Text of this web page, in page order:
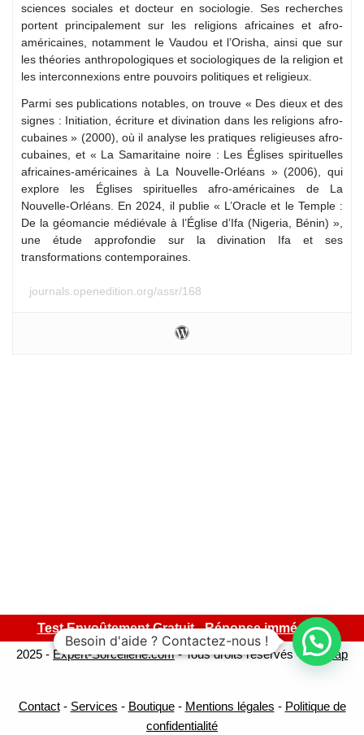
sciences sociales et docteur en sociologie. Ses recherches
portent principalement sur les religions africaines et afro-
américaines, notamment le Vaudou et l’Orisha, ainsi que sur
les théories anthropologiques et sociologiques de la religion et
les interconnexions entre pouvoirs politiques et religieux.
Parmi ses publications notables, on trouve « Des dieux et des
signes : Initiation, écriture et divination dans les religions afro-
cubaines » (2000), où il analyse les pratiques religieuses afro-
cubaines, et « La Samaritaine noire : Les Églises spirituelles
africaines-américaines à La Nouvelle-Orléans » (2006), qui
explore les Églises spirituelles afro-américaines de La
Nouvelle-Orléans. En 2024, il publie « L’Oracle et le Temple :
De la géomancie médiévale à l’Église d’Ifa (Nigeria, Bénin) »,
une étude approfondie sur la divination Ifa et ses
transformations contemporaines.
journals.openedition.org/assr/168
Test Envoûtement Gratuit - Réponse immédiate
2025 - Expert-Sorcellerie.com- Tous droits réservés -Sitemap
Contact- Services - Boutique- Mentions légales - Politique de
confidentialité
Besoin d'aide ? Contactez-nous !